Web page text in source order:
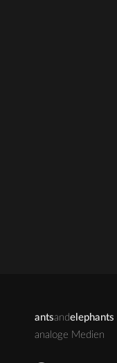
antsandelephants
analoge Medien